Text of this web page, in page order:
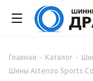
Главная - Каталог -
Шины Altenzo Sports